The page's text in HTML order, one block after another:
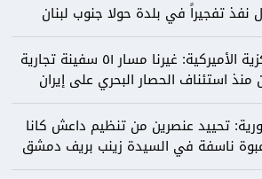
نفذ تفجيراً في بلدة حولا جنوب لبنان
القيادة المركزية الأميركية: غيرنا مسار ٥١ سفينة تجارية
منذ استئناف الحصار البحري على إيران
تحييد عنصرين من تنظيم داعش كانا
عبوة ناسفة في السيدة زينب بريف دمشق